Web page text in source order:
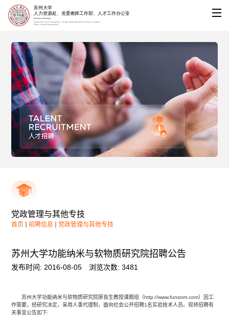
党政管理与其他专技
首页 招聘信息 党政管理与其他专技
苏州大学功能纳米与软物质研究院招聘公告
发布时间: 2016-08-05 浏览次数: 3481
苏州大学功能纳米与软物质研究院廖良生教授课题组（http://www.funsom.com）因工
作需要，经研究决定，采用人事代理制，面向社会公开招聘1名实验技术人员。现将招聘有
关事宜公告如下: